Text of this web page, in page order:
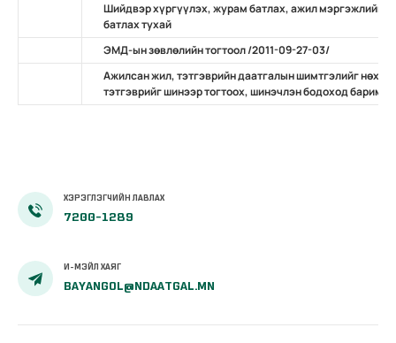
Шийдвэр хүргүүлэх, журам батлах, ажил мэргэжлийн
батлах тухай
ЭМД-ын зөвлөлийн тогтоол /2011-09-27-03/
Ажилсан жил, тэтгэврийн даатгалын шимтгэлийг нөхөн
тэтгэврийг шинээр тогтоох, шинэчлэн бодоход
ХЭРЭГЛЭГЧИЙН ЛАВЛАХ
7200-1289
И-МЭЙЛ ХАЯГ
BAYANGOL@NDAATGAL.MN